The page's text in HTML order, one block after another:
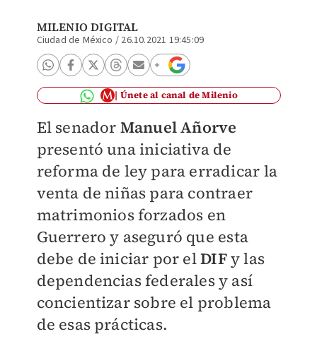
MILENIO DIGITAL
Ciudad de México / 26.10.2021 19:45:09
Únete al canal de Milenio
El senador Manuel Añorve
presentó una iniciativa de
reforma de ley para erradicar la
venta de niñas para contraer
matrimonios forzados en
Guerrero y aseguró que esta
debe de iniciar por elDIFy las
dependencias federales y así
concientizar sobre el problema
de esas prácticas.